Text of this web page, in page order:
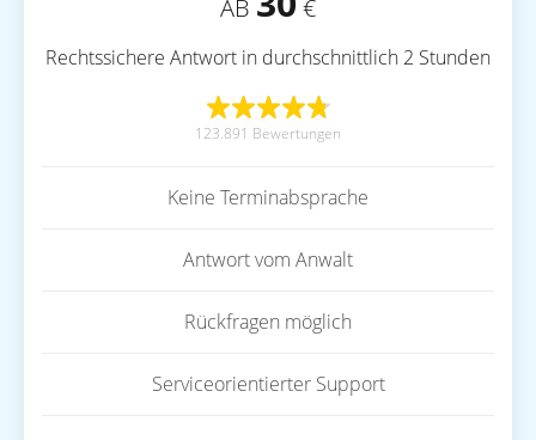
AB €
Rechtssichere Antwort in durchschnittlich 2 Stunden
123.891 Bewertungen
Keine Terminabsprache
Antwort vom Anwalt
Rückfragen möglich
Serviceorientierter Support